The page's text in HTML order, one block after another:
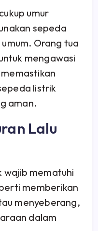
umur
sepeda
Orang tua
mengawasi
listrik
aman.
Lalu
wajib mematuhi
memberikan
menyeberang,
dalam